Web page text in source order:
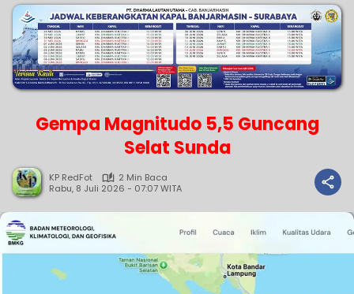
Gempa Magnitudo 5,5 Guncang
Selat Sunda
KP RedFot
2 Min Baca
Rabu, 8 Juli 2026 - 07:07 WITA